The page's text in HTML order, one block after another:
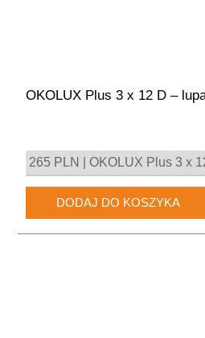
OKOLUX Plus 3 x 12 D –